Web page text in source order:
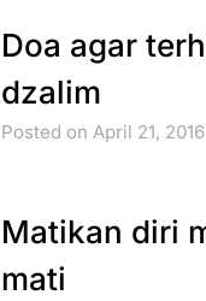
Doa agar
dzalim
Posted on April 21, 2016
Matikan diri
mati